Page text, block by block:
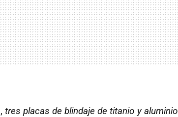
tres placas de blindaje de titanio y aluminio